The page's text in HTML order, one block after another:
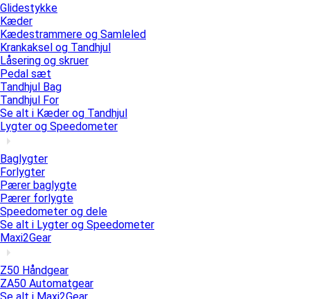
Glidestykke
Kæder
Kædestrammere og Samleled
Krankaksel og Tandhjul
Låsering og skruer
Pedal sæt
Tandhjul Bag
Tandhjul For
Se alt i Kæder og Tandhjul
Lygter og Speedometer
Baglygter
Forlygter
Pærer baglygte
Pærer forlygte
Speedometer og dele
Se alt i Lygter og Speedometer
Maxi2Gear
Z50 Håndgear
ZA50 Automatgear